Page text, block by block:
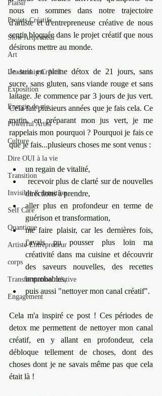
Plaisir
Projets Créatifs
Slow Artpreneur
Art
Leadership Créatif
Exposition
Energie de vie
Powerful Artist
Culture
Dire OUI à la vie
Transition
Invisible & Intuition
Self Care
Quantique
Artiste-Entrepreneur
corps
Transformation créative
Engagement
nous en sommes dans notre trajectoire
d'artiste et d'entrepreneuse créative de nous
sentir bloquée dans le projet créatif que nous
désirons mettre au monde.
Je suis en pleine détox de 21 jours, sans
sucre, sans gluten, sans viande rouge et sans
laitage. Je commence par 3 jours de jus vert.
Cela fait plusieurs années que je fais cela. Ce
matin, en préparant mon jus vert, je me
rappelais mon pourquoi ? ﻿Pourquoi je fais ce
que je fais...plusieurs choses me sont venus :
un regain de vitalité,
directions à prendre,
aller plus en profondeur en terme de
guérison et transformation,
me faire plaisir, car les dernières fois,
j'avais pu pousser plus loin ma
créativité dans ma cuisine et découvrir
des saveurs nouvelles, des recettes
improbables,
puis aussi "nettoyer mon canal créatif".
Cela m'a inspiré ce post ! Ces périodes de
detox me permettent de nettoyer mon canal
créatif, en y allant en profondeur, cela
débloque tellement de choses, dont des
choses dont je ne savais même pas que cela
était là !